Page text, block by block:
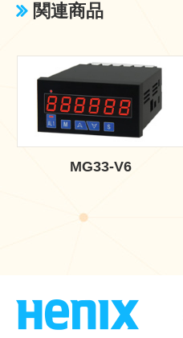
関連商品
MG33-V6